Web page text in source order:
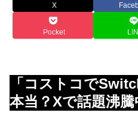
X
Pocket
「コストコで
本当？Xで話題沸